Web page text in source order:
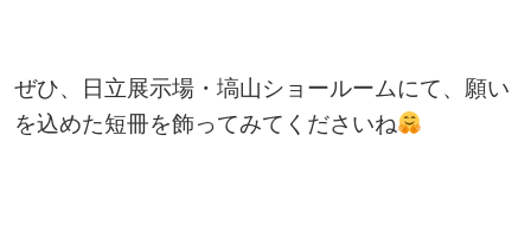
ぜひ、日立展示場・塙山ショールームにて、願い
を込めた短冊を飾ってみてくださいね